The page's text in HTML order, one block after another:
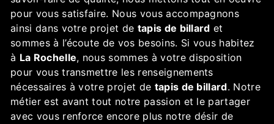
pour vous satisfaire. Nous vous accompagnons
ainsi dans votre projet de tapis de billard et
sommes à l’écoute de vos besoins. Si vous habitez
à La Rochelle, nous sommes à votre disposition
pour vous transmettre les renseignements
nécessaires à votre projet de tapis de billard. Notre
métier est avant tout notre passion et le partager
avec vous renforce encore plus notre désir de